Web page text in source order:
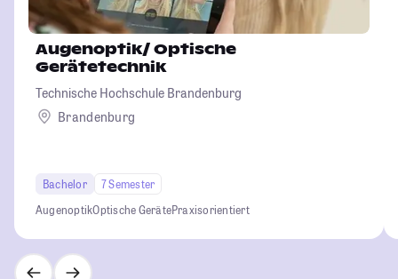
Augenoptik/ Optische
Gerätetechnik
Technische Hochschule Brandenburg
Brandenburg
Bachelor
7 Semester
AugenoptikOptische GerätePraxisorientiert